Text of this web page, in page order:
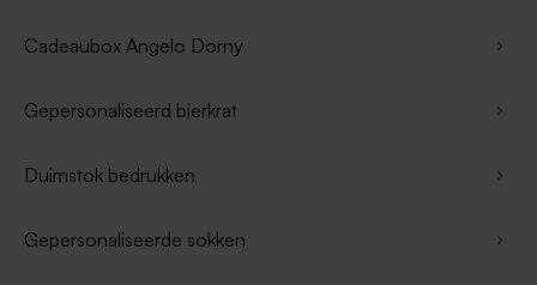
Cadeaubox Angelo Dorny
Gepersonaliseerd bierkrat
Duimstok bedrukken
Gepersonaliseerde sokken